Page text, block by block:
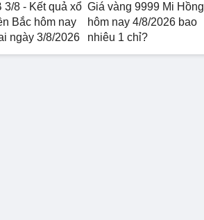
3/8 - Kết quả xổ
Bắc hôm nay
ngày 3/8/2026
Giá vàng 9999 Mi Hồng
hôm nay 4/8/2026 bao
nhiêu 1 chỉ?